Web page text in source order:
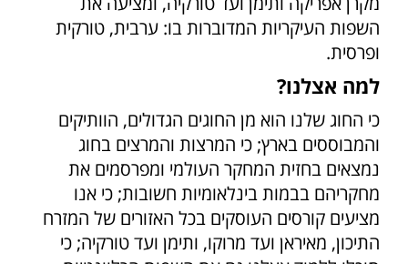
השפות העיקריות המדוברות בו: ערבית, טורקית
ופרסית.
למה אצלנו?
כי החוג שלנו הוא מן החוגים הגדולים, הוותיקים
והמבוססים בארץ; כי המרצות והמרצים בחוג
נמצאים בחזית המחקר העולמי ומפרסמים את
מחקריהם בבמות בינלאומיות חשובות; כי אנו
מציעים קורסים העוסקים בכל האזורים של המזרח
התיכון, מאיראן ועד מרוקו, ותימן ועד טורקיה; כי